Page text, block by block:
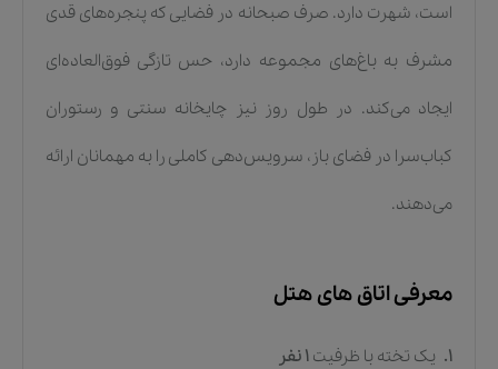
است، شهرت دارد. صرف صبحانه در فضایی که پنجره‌های قدی
مشرف به باغ‌های مجموعه دارد، حس تازگی فوق‌العاده‌ای
ایجاد می‌کند. در طول روز نیز چایخانه سنتی و رستوران
کباب‌سرا در فضای باز، سرویس‌دهی کاملی را به مهمانان ارائه
می‌دهند.
معرفی اتاق های هتل
1. یک تخته با ظرفیت 1 نفر